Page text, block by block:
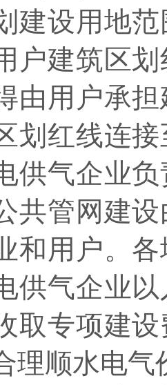
建设用地
户建筑区
由用户承
划红线连
供气企业
共管网建
和用户。
供气企业
取专项建
理顺水电